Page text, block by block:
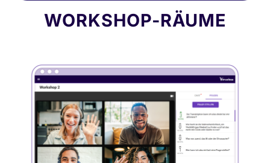
WORKSHOP-RÄUME